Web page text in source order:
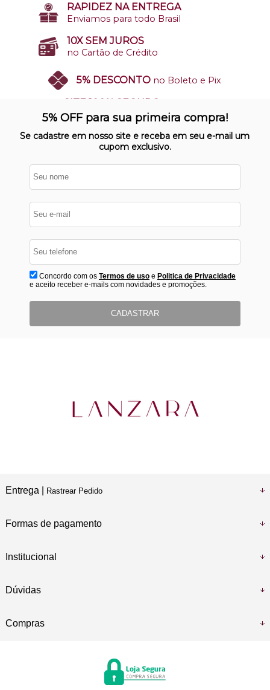
RAPIDEZ NA ENTREGA
Enviamos para todo Brasil
10X SEM JUROS
no Cartão de Crédito
5% DESCONTO no Boleto e Pix
Nosso site opera em ambiente
protegido
5% OFF para sua primeira compra!
Se cadastre em nosso site e receba em seu e-mail um
cupom exclusivo.
Concordo com os Termos de usoe Politica de Privacidade
e aceito receber e-mails com novidades e promoções.
CADASTRAR
Entrega | Rastrear Pedido
Formas de pagamento
Institucional
Dúvidas
Compras